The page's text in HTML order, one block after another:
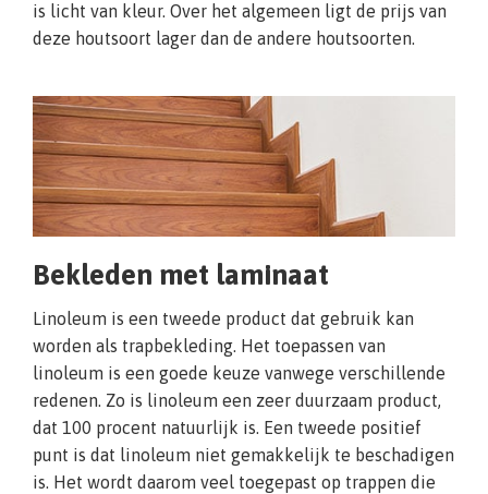
is licht van kleur. Over het algemeen ligt de prijs van
deze houtsoort lager dan de andere houtsoorten.
Bekleden met laminaat
Linoleum is een tweede product dat gebruik kan
worden als trapbekleding. Het toepassen van
linoleum is een goede keuze vanwege verschillende
redenen. Zo is linoleum een zeer duurzaam product,
dat 100 procent natuurlijk is. Een tweede positief
punt is dat linoleum niet gemakkelijk te beschadigen
is. Het wordt daarom veel toegepast op trappen die